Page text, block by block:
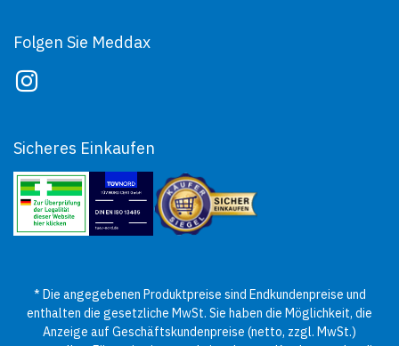
Folgen Sie Meddax
Sicheres Einkaufen
* Die angegebenen Produktpreise sind Endkundenpreise und
enthalten die gesetzliche MwSt. Sie haben die Möglichkeit, die
Anzeige auf Geschäftskundenpreise (netto, zzgl. MwSt.)